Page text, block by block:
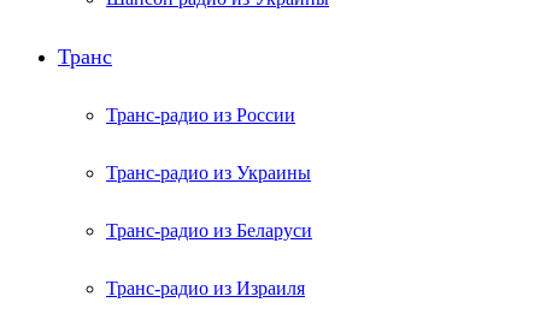
Транс
Транс-радио из России
Транс-радио из Украины
Транс-радио из Беларуси
Транс-радио из Израиля